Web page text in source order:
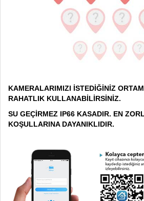
KAMERALARIMIZI İSTEDİĞİNİZ
RAHATLIK KULLANABİLİRSİNİZ.
SU GEÇİRMEZ IP66 KASADIR. EN
KOŞULLARINA DAYANIKLIDIR.